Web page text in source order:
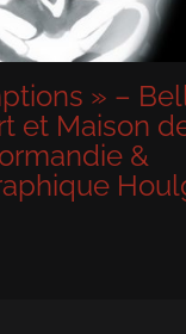
» – Belle
de la
&
Houlgate